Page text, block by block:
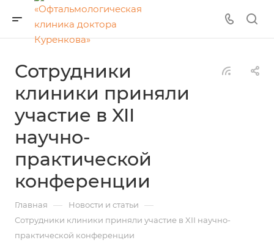
Сотрудники
клиники приняли
участие в XII
научно-
практической
конференции
Главная — Новости и статьи —
Сотрудники клиники приняли участие в XII научно-
практической конференции